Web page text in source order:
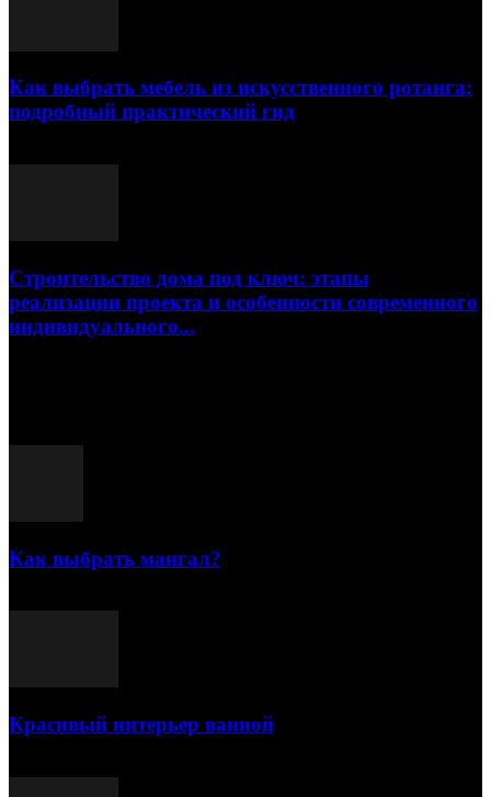
Как выбрать мебель из искусственного ротанга:
подробный практический гид
Строительство дома под ключ: этапы
реализации проекта и особенности современного
индивидуального...
Как выбрать мангал?
Красивый интерьер ванной